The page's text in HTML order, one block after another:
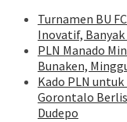
Turnamen BU
Inovatif,
PLN Manado
Bunaken,
Kado PLN untuk
Gorontalo
Dudepo